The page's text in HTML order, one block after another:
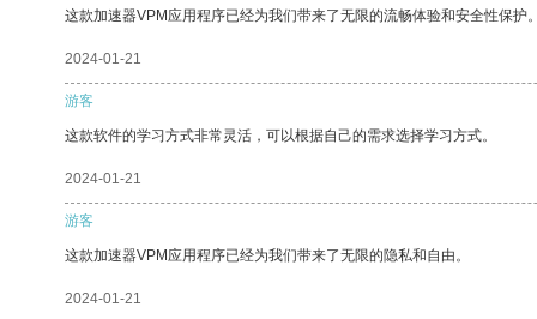
这款加速器VPM应用程序已经为我们带来了无限的流畅体验和安全性保护
2024-01-21
游客
这款软件的学习方式非常灵活，可以根据自己的需求选择学习方式。
2024-01-21
游客
这款加速器VPM应用程序已经为我们带来了无限的隐私和自由。
2024-01-21